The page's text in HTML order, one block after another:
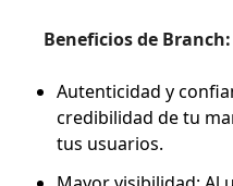
Beneficios de Branch:
Autenticidad y
credibilidad de tu
tus usuarios.